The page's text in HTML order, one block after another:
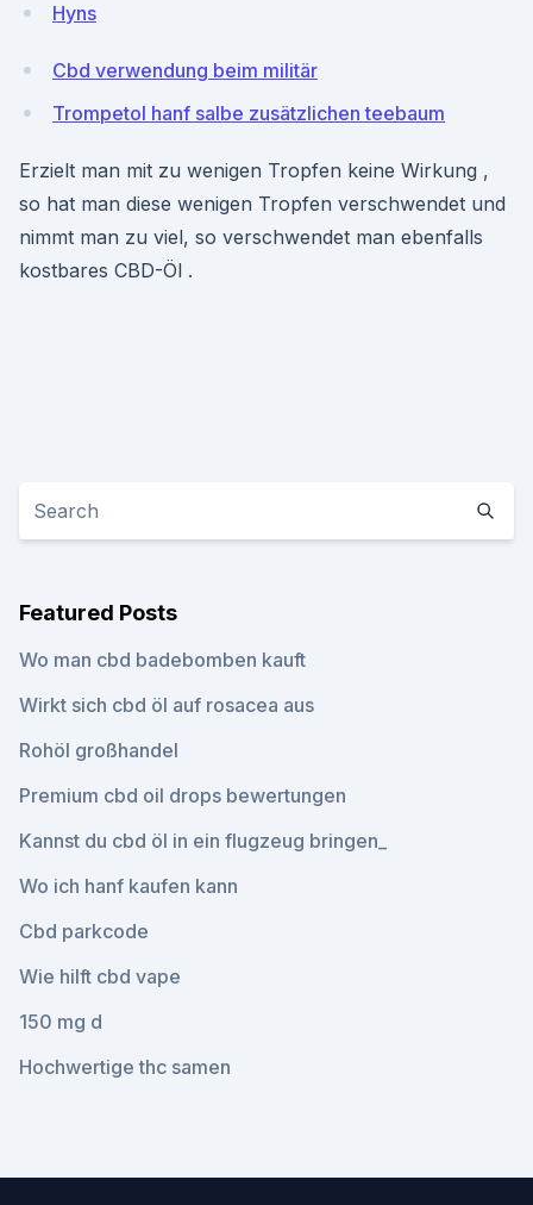
Hyns
Cbd verwendung beim militär
Trompetol hanf salbe zusätzlichen teebaum
Erzielt man mit zu wenigen Tropfen keine Wirkung ,
so hat man diese wenigen Tropfen verschwendet und
nimmt man zu viel, so verschwendet man ebenfalls
kostbares CBD-Öl .
Featured Posts
Wo man cbd badebomben kauft
Wirkt sich cbd öl auf rosacea aus
Rohöl großhandel
Premium cbd oil drops bewertungen
Kannst du cbd öl in ein flugzeug bringen_
Wo ich hanf kaufen kann
Cbd parkcode
Wie hilft cbd vape
150 mg d
Hochwertige thc samen